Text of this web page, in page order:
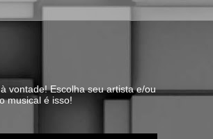
vontade! Escolha seu artista e/ou
musical é isso!